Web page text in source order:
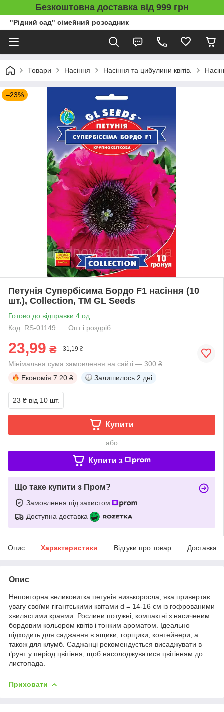
Безкоштовна доставка від 999 грн
"Рідний сад" сімейний розсадник
Товари Насіння Насіння та цибулини квітів.
–23%
Петунія Супербісима Бордо F1 насіння (10
шт.), Collection, TM GL Seeds
Готово до відправки 4 од.
Код: RS-01149
Опт і роздріб
23,99 ₴ 31,19 ₴
Мінімальна сума замовлення на сайті — 300 ₴
Економія 7.20 ₴ Залишилось 2 дні
23 ₴ від 10 шт.
Купити
або
Купити з
Що таке купити з Пром?
Замовлення під захистом
Доступна доставка
Опис Характеристики Відгуки про товар Доставка
Опис
Неповторна великовитка петунія низькоросла, яка привертає
увагу своїми гігантськими квітами d = 14-16 см із гофрованими
хвилястими краями. Рослини потужні, компактні з насиченим
бордовим кольором квітів і тонким ароматом. Ідеально
підходить для саджання в ящики, горщики, контейнери, а
також для клумб. Саджанці рекомендується висаджувати в
ґрунт у період цвітіння, щоб насолоджуватися цвітінням до
листопада.
Приховати